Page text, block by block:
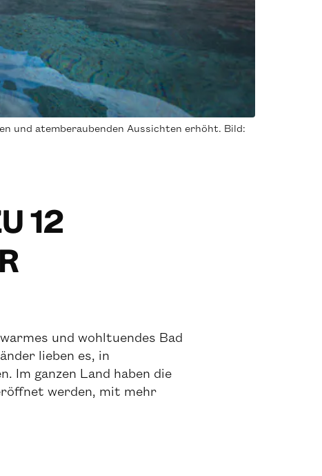
und atemberaubenden Aussichten erhöht. Bild:
12
und wohltuendes Bad
lieben es, in
Im ganzen Land haben die
werden, mit mehr